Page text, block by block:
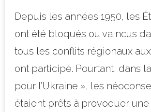
Depuis les années 1950, les
ont été bloqués ou vaincus
tous les conflits régionaux
ont participé. Pourtant, dans
pour l’Ukraine », les
étaient prêts à provoquer une